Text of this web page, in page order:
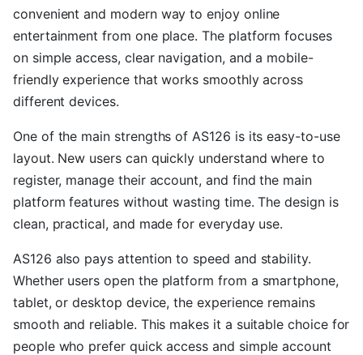
convenient and modern way to enjoy online
entertainment from one place. The platform focuses
on simple access, clear navigation, and a mobile-
friendly experience that works smoothly across
different devices.
One of the main strengths of AS126 is its easy-to-use
layout. New users can quickly understand where to
register, manage their account, and find the main
platform features without wasting time. The design is
clean, practical, and made for everyday use.
AS126 also pays attention to speed and stability.
Whether users open the platform from a smartphone,
tablet, or desktop device, the experience remains
smooth and reliable. This makes it a suitable choice for
people who prefer quick access and simple account